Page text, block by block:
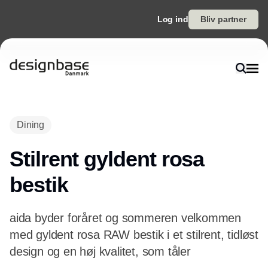
Log ind Bliv partner
Dining
Stilrent gyldent rosa
bestik
aida byder foråret og sommeren velkommen
med gyldent rosa RAW bestik i et stilrent, tidløst
design og en høj kvalitet, som tåler